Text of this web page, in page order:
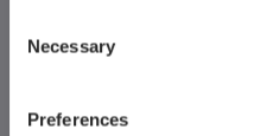
Selection
Necessary
Preferences